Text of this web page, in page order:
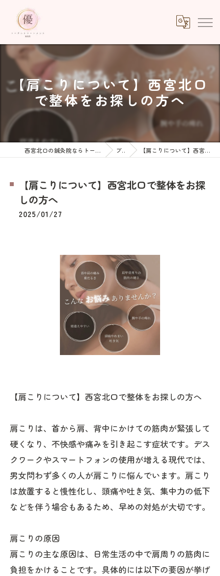
【肩こりについて】西宮北口
で整体をお探しの方へ
西宮北口の鍼灸院ならトータルトリートメント優鍼灸院 ブログ 【肩こりについて】西宮北口で整体をお探しの方へ
【肩こりについて】西宮北口で整体をお探
しの方へ
2025/01/27
【肩こりについて】西宮北口で整体をお探しの方へ
肩こりは、首から肩、背中にかけての筋肉が緊張して
硬くなり、不快感や痛みを引き起こす症状です。デス
クワークやスマートフォンの使用が増える現代では、
男女問わず多くの人が肩こりに悩んでいます。肩こり
は放置すると慢性化し、頭痛や吐き気、集中力の低下
などを伴う場合もあるため、早めの対処が大切です。
肩こりの原因
肩こりの主な原因は、日常生活の中で肩周りの筋肉に
負担をかけることです。具体的には以下の要因が挙げ